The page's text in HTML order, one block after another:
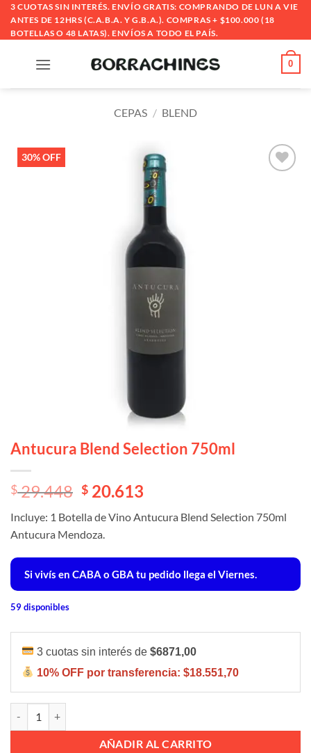
Saltar
contenido
3 CUOTAS SIN INTERÉS. ENVÍO GRATIS: COMPRANDO DE LUN A VIE
ANTES DE 12HRS (C.A.B.A. Y G.B.A.). COMPRAS + $100.000 (18
BOTELLAS O 48 LATAS). ENVÍOS A TODO EL PAÍS.
0
CEPAS / BLEND
30% OFF
Antucura Blend Selection 750ml
El
original
era:
$ 29.448.
$29.448 El
actual
es:
$ 29.448.
$ 20.613
Incluye: 1 Botella de Vino Antucura Blend Selection 750ml
Antucura Mendoza.
Si vivís en CABA o GBA tu pedido llega el Viernes.
59 disponibles
3 cuotas sin interés de$6871,00
10% OFF por transferencia:$18.551,70
AÑADIR AL CARRITO